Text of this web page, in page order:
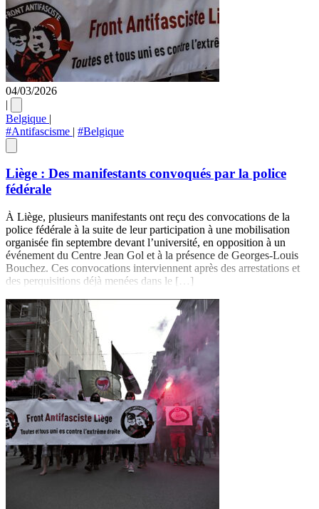
04/03/2026
|
Belgique |
#Antifascisme | #Belgique
Liège : Des manifestants convoqués par la police
fédérale
À Liège, plusieurs manifestants ont reçu des convocations de la
police fédérale à la suite de leur participation à une mobilisation
organisée fin septembre devant l’université, en opposition à un
événement du Centre Jean Gol et à la présence de Georges-Louis
Bouchez. Ces convocations interviennent après des arrestations et
des perquisitions déjà menées dans le […]